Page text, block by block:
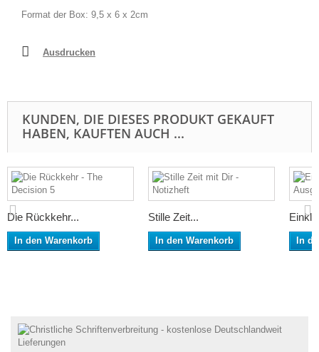
Format der Box: 9,5 x 6 x 2cm
Ausdrucken
KUNDEN, DIE DIESES PRODUKT GEKAUFT
HABEN, KAUFTEN AUCH ...
Die Rückkehr...
In den Warenkorb
Stille Zeit...
In den Warenkorb In